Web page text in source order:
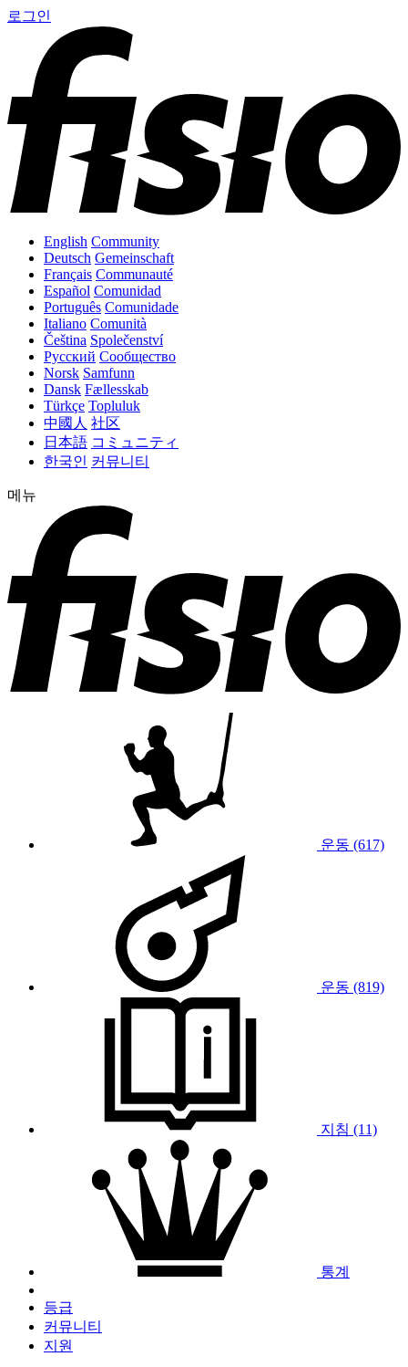
로그인
English Community
Deutsch Gemeinschaft
Français Communauté
Español Comunidad
Português Comunidade
Italiano Comunità
Čeština Společenství
Русский Сообщество
Norsk Samfunn
Dansk Fællesskab
Türkçe Topluluk
中國人 社区
日本語 コミュニティ
한국인 커뮤니티
메뉴
운동 (617)
운동 (819)
지침 (11)
통계
등급
커뮤니티
지원